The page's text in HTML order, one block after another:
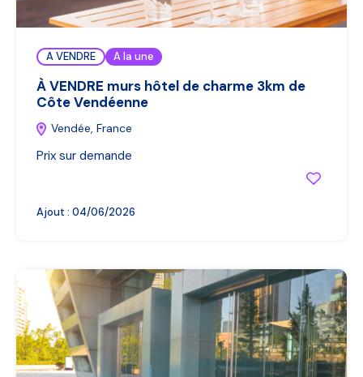
A VENDRE A la une
À VENDRE murs hôtel de charme 3km de
Côte Vendéenne
Vendée, France
Prix sur demande
Ajout : 04/06/2026